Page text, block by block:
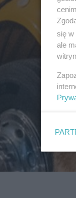
się w
ale